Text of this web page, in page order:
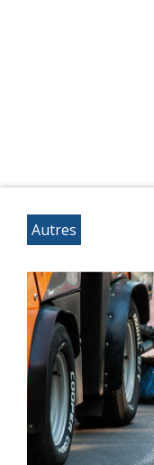
Autres